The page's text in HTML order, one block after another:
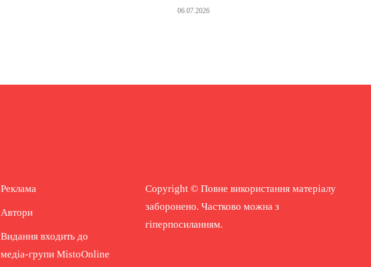
06.07.2026
Реклама
Автори
Видання входить до
медіа-групи MistoOnline
Copyright © Повне використання матеріалу
заборонено. Частково можна з
гіперпосиланням.